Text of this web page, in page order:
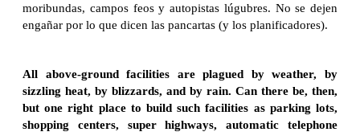
moribundas, campos feos y autopistas lúgubres. No se dejen
engañar por lo que dicen las pancartas (y los planificadores).
All above-ground facilities are plagued by weather, by
sizzling heat, by blizzards, and by rain. Can there be, then,
but one right place to build such facilities as parking lots,
shopping centers, super highways, automatic telephone